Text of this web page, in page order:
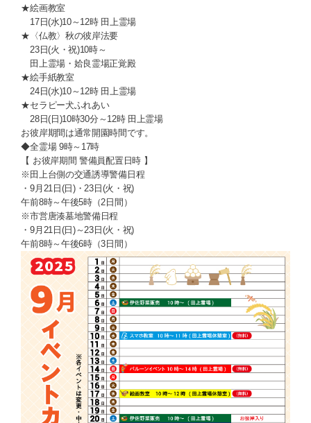
★絵画教室
17日(水)10～12時 田上霊場
★〈仏教〉秋の彼岸法要
23日(火・祝)10時～
田上霊場・姶良霊場正覚殿
★絵手紙教室
24日(水)10～12時 田上霊場
★セラピー犬ふれあい
28日(日)10時30分～12時 田上霊場
お彼岸期間は通常開園時間です。
◆全霊場 9時～17時
【 お彼岸期間 警備員配置日時 】
※田上台側の交通誘導警備日程
・9月21日(日)・23日(火・祝)
午前8時～午後5時（2日間）
※市営唐湊墓地警備日程
・9月21日(日)～23日(火・祝)
午前8時～午後6時（3日間）